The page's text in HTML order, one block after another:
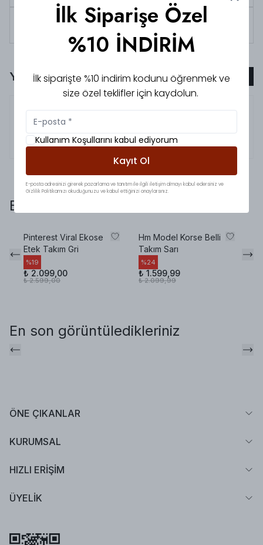
Tüm siparişlerde 3000 TL üzeri kargo ücretsiz!
Yorumlar Yorum Ekle
5.0 Gamze
Kumaş dokusu
Kumaşı çok güzel teşekkür ederim nuu kalitesi 🥰🥰
Bunlara da baktınız mı?
Pinterest Viral Ekose
Etek Takım Gri
%19
₺ 2.099,00
₺ 2.599,00
Hm Model Korse Belli
Takım Sarı
%24
₺ 1.599,99
₺ 2.099,99
En son görüntüledikleriniz
ÖNE ÇIKANLAR
KURUMSAL
HIZLI ERİŞİM
ÜYELİK
İlk Siparişe Özel
%10 İNDİRİM
İlk siparişte %10 indirim kodunu öğrenmek ve
size özel teklifler için kaydolun.
Kullanım Koşullarını kabul ediyorum
Kayıt Ol
E-posta adresinizi girerek pazarlama ve tanıtım ile ilgili iletişim almayı kabul edersiniz ve
Gizlilik Politikamızı okuduğunuzu ve kabul ettiğinizi onaylarsınız.